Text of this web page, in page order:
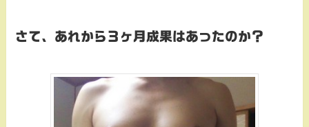
さて、あれから３ヶ月成果はあったのか？